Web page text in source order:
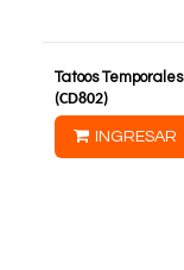
Tatoos
(CD802)
INGRESAR